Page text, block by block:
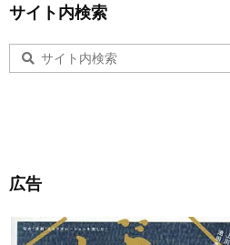
サイト内検索
広告